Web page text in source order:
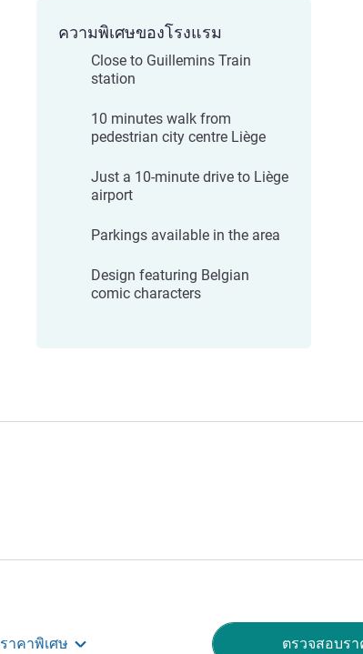
ความพิเศษของโรงแรม
Close to Guillemins Train
station
10 minutes walk from
pedestrian city centre Liège
Just a 10-minute drive to Liège
airport
Parkings available in the area
Design featuring Belgian
comic characters
ราคาพิเศษ ตรวจสอบรา